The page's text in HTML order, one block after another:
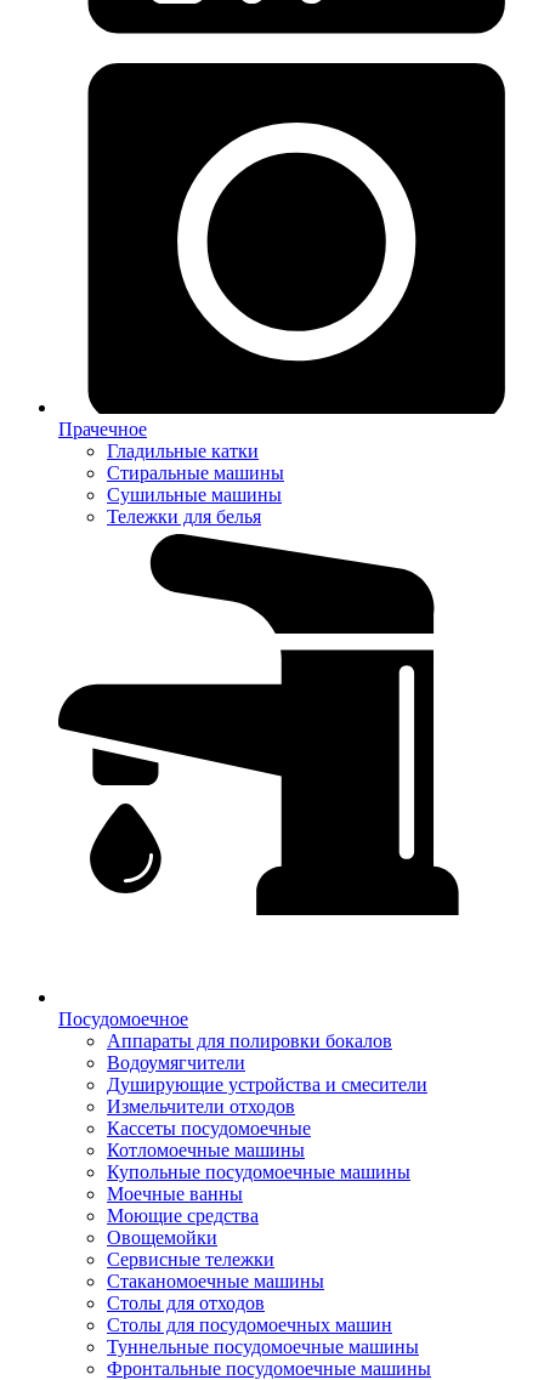
Прачечное
Гладильные катки
Стиральные машины
Сушильные машины
Тележки для белья
Посудомоечное
Аппараты для полировки бокалов
Водоумягчители
Душирующие устройства и смесители
Измельчители отходов
Кассеты посудомоечные
Котломоечные машины
Купольные посудомоечные машины
Моечные ванны
Моющие средства
Овощемойки
Сервисные тележки
Стаканомоечные машины
Столы для отходов
Столы для посудомоечных машин
Туннельные посудомоечные машины
Фронтальные посудомоечные машины